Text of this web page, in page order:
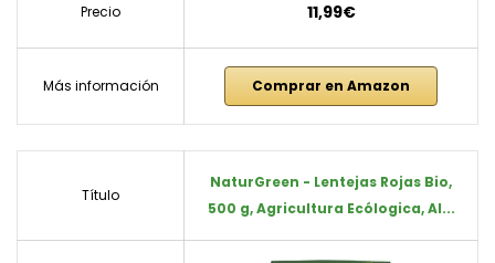
Precio 11,99€
Más información Comprar en Amazon
Título
NaturGreen - Lentejas Rojas Bio,
500 g, Agricultura Ecólogica, Al...